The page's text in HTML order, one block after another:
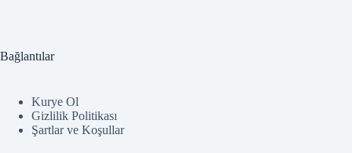
Bağlantılar
Kurye Ol
Gizlilik Politikası
Şartlar ve Koşullar